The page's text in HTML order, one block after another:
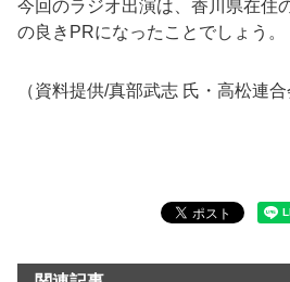
今回のラジオ出演は、香川県在住
の良きPRになったことでしょう。
（資料提供/真部武志 氏・高松連合